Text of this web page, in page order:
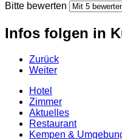
Bitte bewerten
Infos folgen in
Zurück
Weiter
Hotel
Zimmer
Aktuelles
Restaurant
Kempen &